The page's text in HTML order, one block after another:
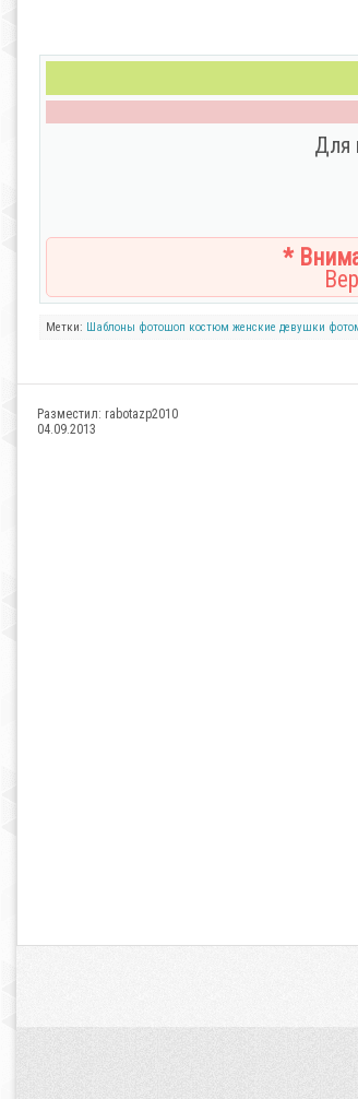
Для
*
Метки: Шаблоны фотошоп костюм женские девушки
Разместил: rabotazp2010
04.09.2013